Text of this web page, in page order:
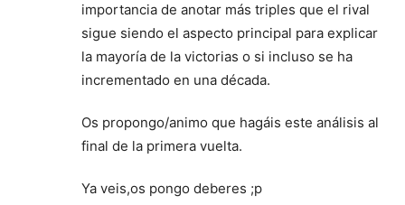
importancia de anotar más triples que el rival
sigue siendo el aspecto principal para explicar
la mayoría de la victorias o si incluso se ha
incrementado en una década.
Os propongo/animo que hagáis este análisis al
final de la primera vuelta.
Ya veis,os pongo deberes ;p